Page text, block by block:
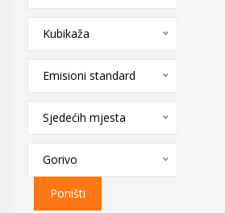
Kubikaža
Emisioni standard
Sjedećih mjesta
Gorivo
Poništi